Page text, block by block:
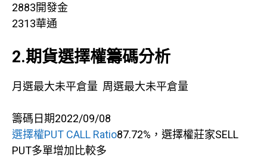
2883開發金
2313華通
2.期貨選擇權籌碼分析
月選最大未平倉量 周選最大未平倉量
籌碼日期2022/09/08
選擇權PUT CALL Ratio87.72%，選擇權莊家SELL
PUT多單增加比較多